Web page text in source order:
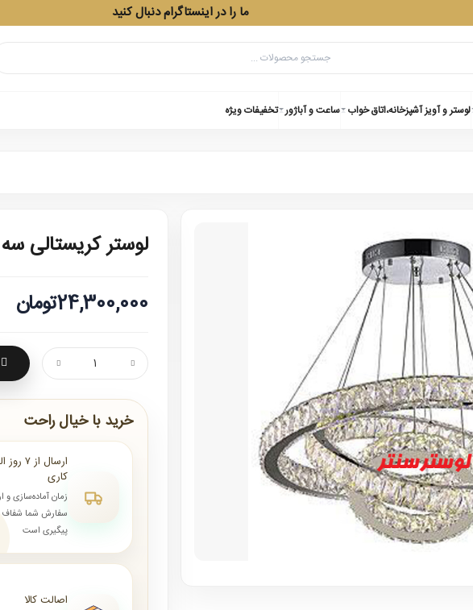
ما را در اینستاگرام دنبال کنید
لوستر و آویز آشپزخانه،اتاق خواب ساعت و آباژور تخفیفات ویژه
لوستر کریستالی سه حلقه
24,300,000تومان
خرید با خیال راحت
کاری
زمان آماده‌سازی و
سفارش شما شفاف
پیگیری است
اصالت کالا